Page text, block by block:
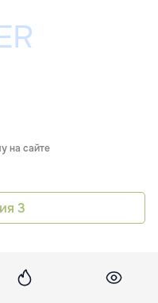
на сайте
3